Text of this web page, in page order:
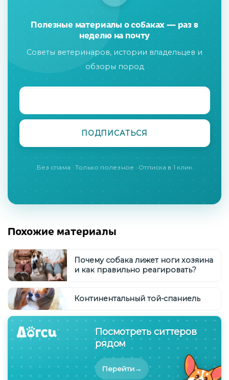
Полезные материалы о собаках — раз в
неделю на почту
Советы ветеринаров, истории владельцев и
обзоры пород
Без спама · Только полезное · Отписка в 1 клик
Похожие материалы
Почему собака лижет ноги хозяина
и как правильно реагировать?
Континентальный той-спаниель
Посмотреть ситтеров
рядом
Перейти→